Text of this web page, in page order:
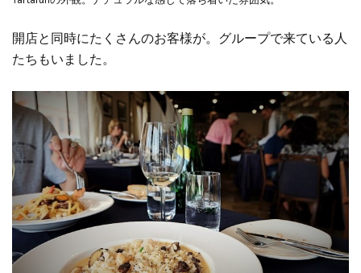
開店と同時にたくさんのお客様が。グループで来ている人
たちもいました。